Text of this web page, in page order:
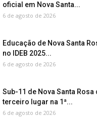
oficial em Nova Santa...
6 de agosto de 2026
Educação de Nova Santa
no IDEB 2025...
6 de agosto de 2026
Sub-11 de Nova Santa
terceiro lugar na 1ª...
6 de agosto de 2026